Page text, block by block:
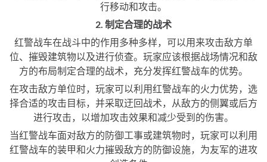
行移动和攻击。
2. 制定合理的战术
红警战车在战斗中的作用多种多样，可以用来攻击敌方单
位、摧毁建筑物以及进行侦查。玩家应该根据战场情况和敌
方的布局制定合理的战术，充分发挥红警战车的优势。
在攻击敌方单位时，玩家可以利用红警战车的火力优势，选
择合适的攻击目标，并采取迂回战术，从敌方的侧翼或后方
进行攻击，以增加攻击效果和减少受到的伤害。
当红警战车面对敌方的防御工事或建筑物时，玩家可以利用
红警战车的装甲和火力摧毁敌方的防御设施，为友军的进攻